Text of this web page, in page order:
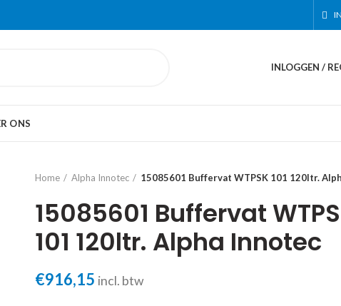
INLOGGEN /
ONS
Home
Alpha Innotec 15085601 Buffervat WTPSK 101 120ltr.
15085601 Buffervat
101 120ltr. Alpha Innotec
€916,15 incl. btw